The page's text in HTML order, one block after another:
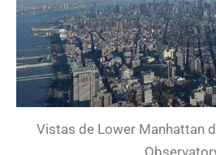
Vistas de Lower Manhattan